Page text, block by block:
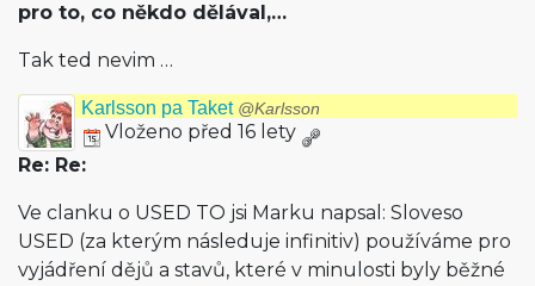
pro to, co někdo dělával,…
Tak ted nevim …
Karlsson pa Taket @Karlsson
Vloženo před 16 lety
Re: Re:
Ve clanku o USED TO jsi Marku napsal: Sloveso
USED (za kterým následuje infinitiv) používáme pro
vyjádření dějů a stavů, které v minulosti byly běžné